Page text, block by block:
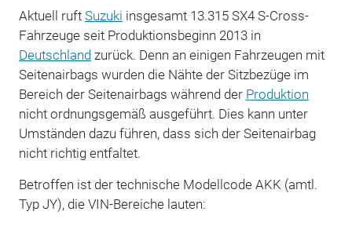
Aktuell ruft Suzuki insgesamt 13.315 SX4 S-Cross-
Fahrzeuge seit Produktionsbeginn 2013 in
Deutschlandzurück. Denn an einigen Fahrzeugen mit
Seitenairbags wurden die Nähte der Sitzbezüge im
Bereich der Seitenairbags während der Produktion
nicht ordnungsgemäß ausgeführt. Dies kann unter
Umständen dazu führen, dass sich der Seitenairbag
nicht richtig entfaltet.
Betroffen ist der technische Modellcode AKK (amtl.
Typ JY), die VIN-Bereiche lauten: